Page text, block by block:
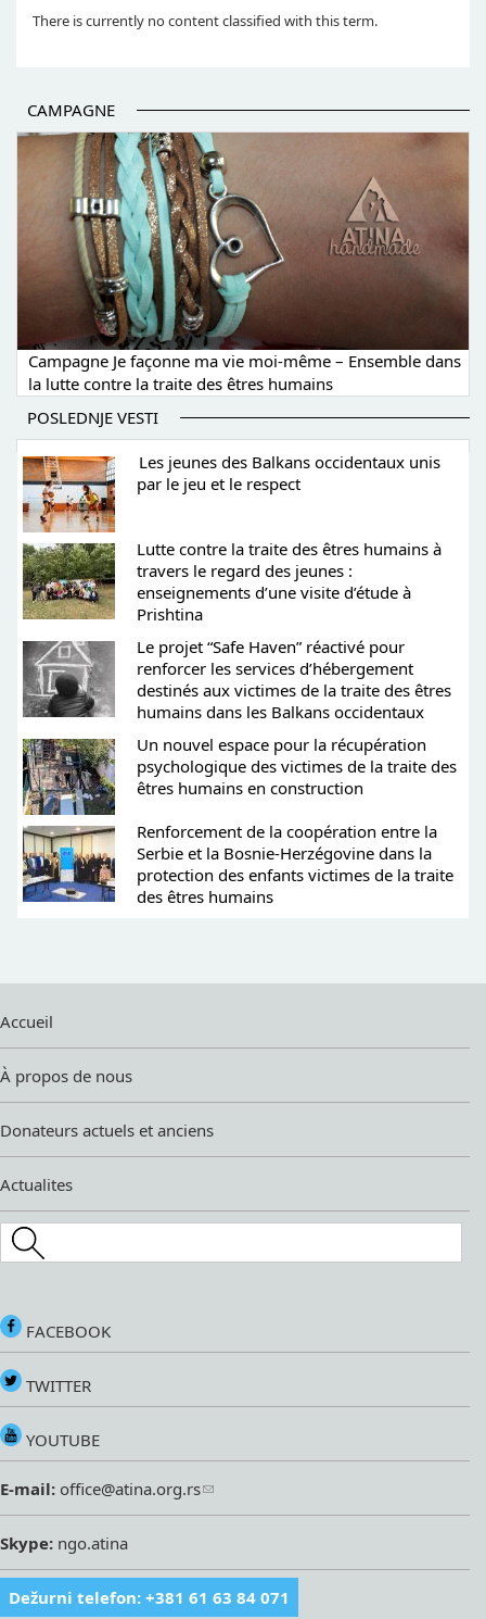
There is currently no content classified with this term.
CAMPAGNE
Campagne Je façonne ma vie moi-même – Ensemble dans
la lutte contre la traite des êtres humains
POSLEDNJE VESTI
Les jeunes des Balkans occidentaux unis
par le jeu et le respect
Lutte contre la traite des êtres humains à
travers le regard des jeunes :
enseignements d’une visite d’étude à
Prishtina
Le projet “Safe Haven” réactivé pour
renforcer les services d’hébergement
destinés aux victimes de la traite des êtres
humains dans les Balkans occidentaux
Un nouvel espace pour la récupération
psychologique des victimes de la traite des
êtres humains en construction
Renforcement de la coopération entre la
Serbie et la Bosnie-Herzégovine dans la
protection des enfants victimes de la traite
des êtres humains
Accueil
À propos de nous
Donateurs actuels et anciens
Actualites
Search this site
FACEBOOK
TWITTER
YOUTUBE
E-mail: office@atina.org.rs
Skype: ngo.atina
Dežurni telefon: +381 61 63 84 071